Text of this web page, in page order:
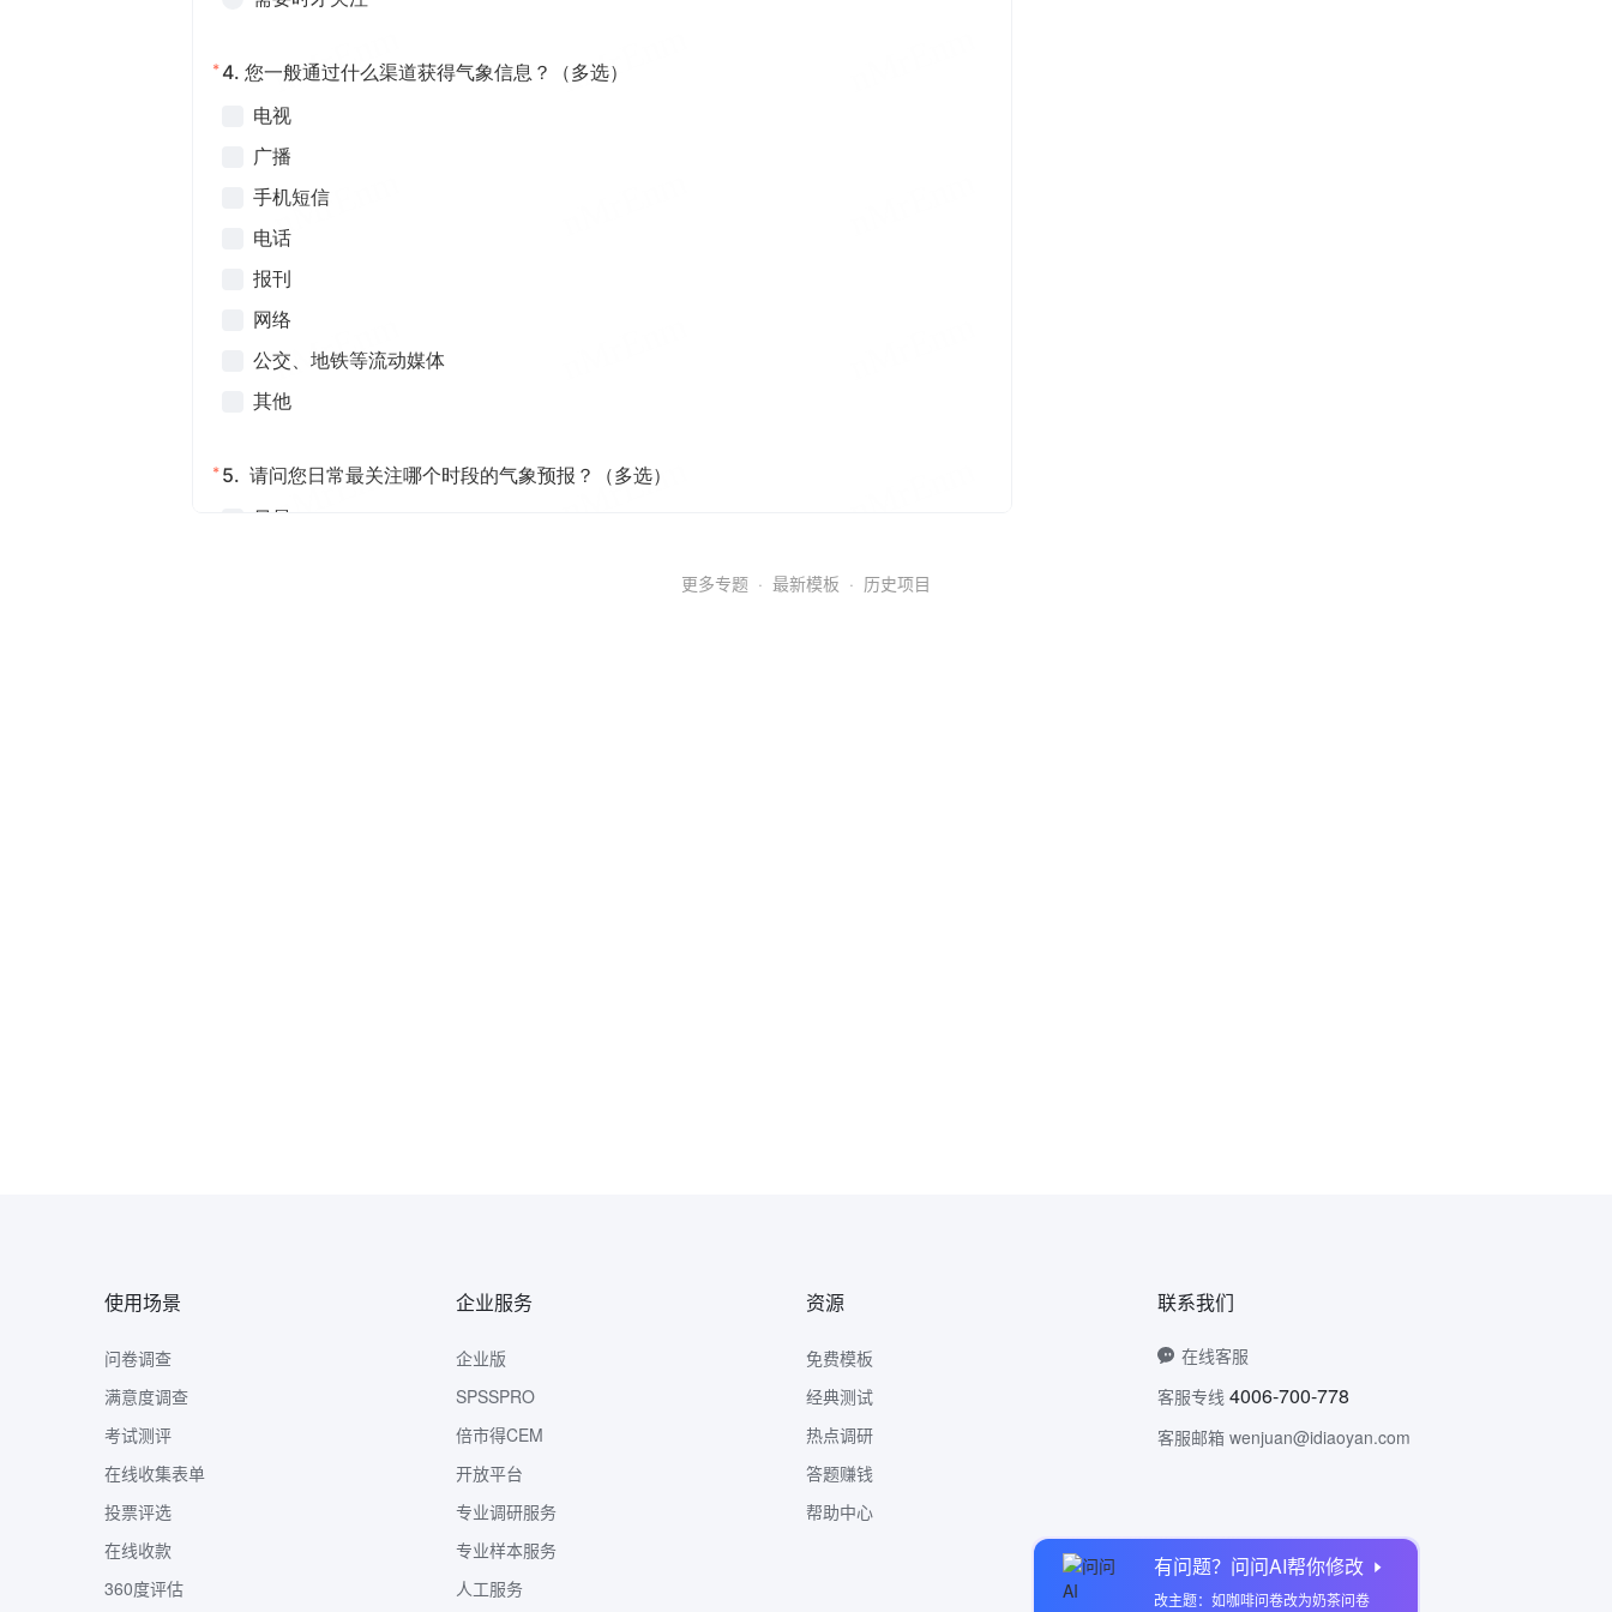
有问题？问问AI帮你修改
改主题：如咖啡问卷改为奶茶问卷
更多专题 · 最新模板 · 历史项目
使用场景
问卷调查
满意度调查
考试测评
在线收集表单
投票评选
在线收款
360度评估
企业服务
企业版
SPSSPRO
倍市得CEM
开放平台
专业调研服务
专业样本服务
人工服务
资源
免费模板
经典测试
热点调研
答题赚钱
帮助中心
联系我们
在线客服
客服专线 4006-700-778
客服邮箱 wenjuan@idiaoyan.com
问卷网公众号